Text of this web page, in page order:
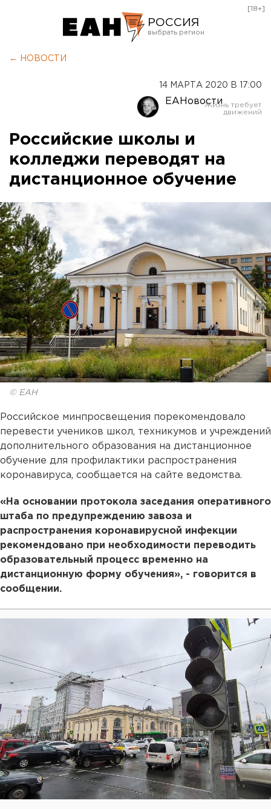
РОССИЯ
Оренбург
[18+]
← НОВОСТИ
14 МАРТА 2020 В 17:00
ЕАНовости
Российские школы и
колледжи переводят на
дистанционное обучение
© ЕАН
Российское минпросвещения порекомендовало
перевести учеников школ, техникумов и учреждений
дополнительного образования на дистанционное
обучение для профилактики распространения
коронавируса, сообщается на сайте ведомства.
«На основании протокола заседания оперативного
штаба по предупреждению завоза и
распространения коронавирусной инфекции
рекомендовано при необходимости переводить
образовательный процесс временно на
дистанционную форму обучения», - говорится в
сообщении.